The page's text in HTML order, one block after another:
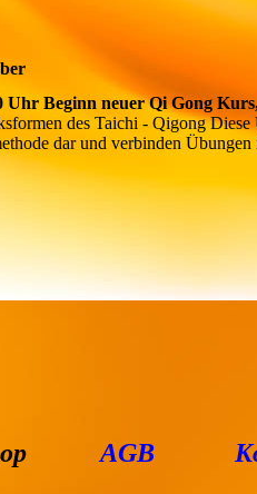
Uhr Beginn neuer Qi Gong
des Taichi - Qigong
dar und verbinden
AGB